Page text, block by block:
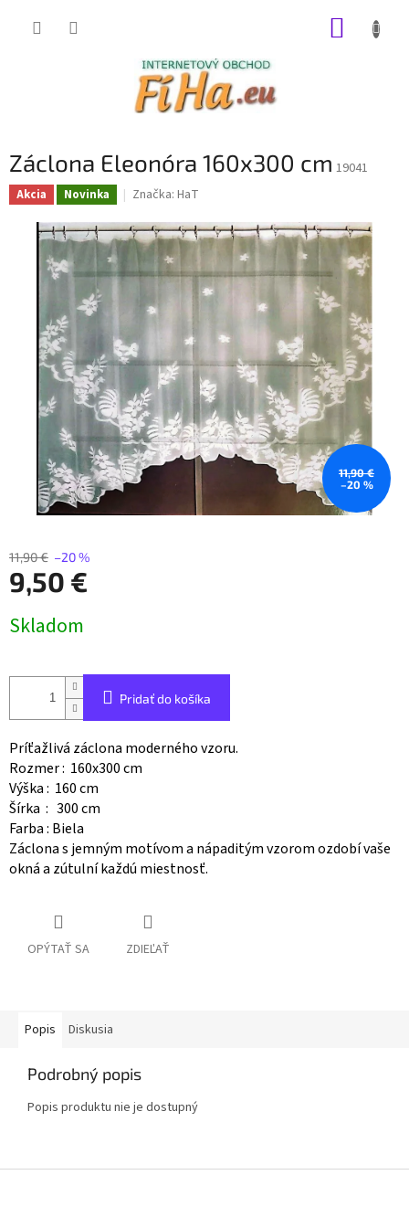
Záclona Eleonóra 160x300 cm 19041
Akcia Novinka Značka: HaT
11,90 €
–20 %
11,90 € –20 %
9,50 €
cena:
Skladom
Pridať do košíka
Príťažlivá záclona moderného vzoru.
Rozmer : 160x300 cm
Výška : 160 cm
Šírka : 300 cm
Farba : Biela
Záclona s jemným motívom a nápaditým vzorom ozdobí vaše
okná a zútulní každú miestnosť.
OPÝTAŤ SA ZDIEĽAŤ
Popis Diskusia
Podrobný popis
Popis produktu nie je dostupný